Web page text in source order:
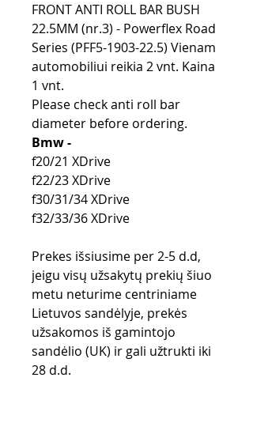
FRONT ANTI ROLL BAR BUSH
22.5MM (nr.3) - Powerflex Road
Series (PFF5-1903-22.5) Vienam
automobiliui reikia 2 vnt. Kaina
1 vnt.
Please check anti roll bar
diameter before ordering.
Bmw -
f20/21 XDrive
f22/23 XDrive
f30/31/34 XDrive
f32/33/36 XDrive
Prekes išsiusime per 2-5 d.d,
jeigu visų užsakytų prekių šiuo
metu neturime centriniame
Lietuvos sandėlyje, prekės
užsakomos iš gamintojo
sandėlio (UK) ir gali užtrukti iki
28 d.d.